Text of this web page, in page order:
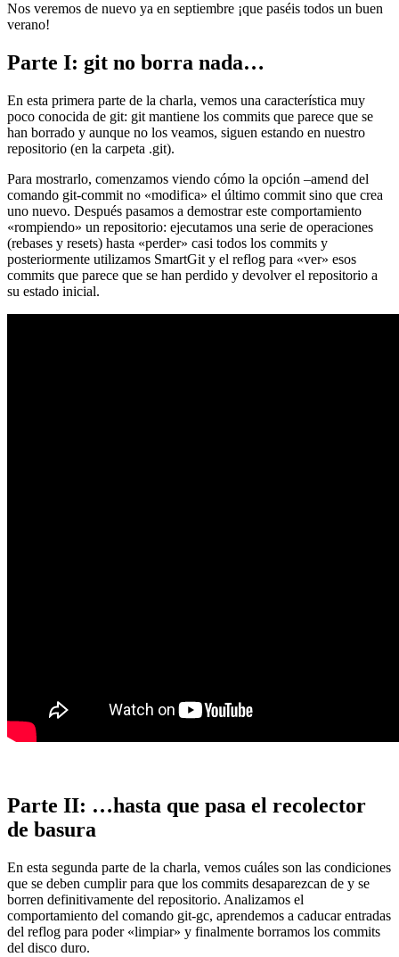
Nos veremos de nuevo ya en septiembre ¡que paséis todos un buen
verano!
Parte I: git no borra nada…
En esta primera parte de la charla, vemos una característica muy
poco conocida de git: git mantiene los commits que parece que se
han borrado y aunque no los veamos, siguen estando en nuestro
repositorio (en la carpeta .git).
Para mostrarlo, comenzamos viendo cómo la opción –amend del
comando git-commit no «modifica» el último commit sino que crea
uno nuevo. Después pasamos a demostrar este comportamiento
«rompiendo» un repositorio: ejecutamos una serie de operaciones
(rebases y resets) hasta «perder» casi todos los commits y
posteriormente utilizamos SmartGit y el reflog para «ver» esos
commits que parece que se han perdido y devolver el repositorio a
su estado inicial.
Parte II: …hasta que pasa el recolector
de basura
En esta segunda parte de la charla, vemos cuáles son las condiciones
que se deben cumplir para que los commits desaparezcan de y se
borren definitivamente del repositorio. Analizamos el
comportamiento del comando git-gc, aprendemos a caducar entradas
del reflog para poder «limpiar» y finalmente borramos los commits
del disco duro.